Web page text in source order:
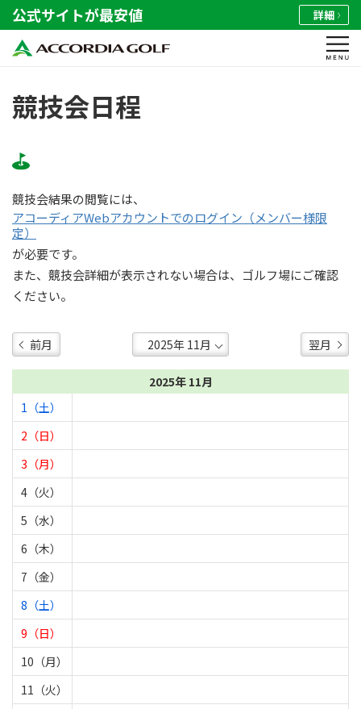
公式サイトが最安値 詳細
競技会日程
競技会結果の閲覧には、
アコーディアWebアカウントでのログイン（メンバー様限
定）
が必要です。
また、競技会詳細が表示されない場合は、ゴルフ場にご確認
ください。
前月 翌月
2025年 11月
1（土）
2（日）
3（月）
4（火）
5（水）
6（木）
7（金）
8（土）
9（日）
10（月）
11（火）